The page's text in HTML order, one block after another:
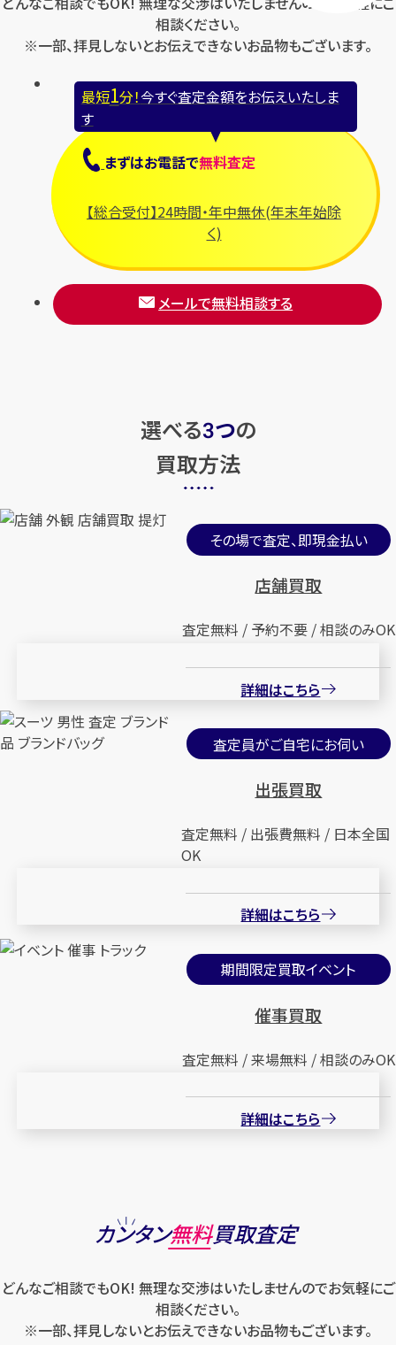
相談ください。
※一部、拝見しないとお伝えできないお品物もございます。
最短1分！今すぐ査定金額をお伝えいたしま
す
まずはお電話で無料査定
【総合受付】24時間・年中無休(年末年始除
く)
メールで無料相談する
選べる3つの
買取方法
その場で査定、即現金払い
店舗買取
査定無料 / 予約不要 / 相談のみOK
詳細はこちら
査定員がご自宅にお伺い
出張買取
査定無料 / 出張費無料 / 日本全国
OK
詳細はこちら
期間限定買取イベント
催事買取
査定無料 / 来場無料 / 相談のみOK
詳細はこちら
カンタン無料買取査定
どんなご相談でもOK! 無理な交渉はいたしませんのでお気軽にご
相談ください。
※一部、拝見しないとお伝えできないお品物もございます。